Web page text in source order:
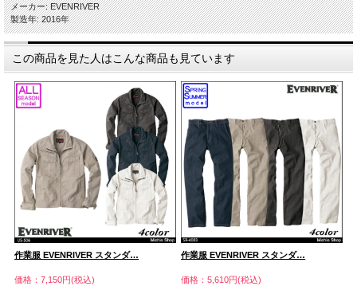
メーカー: EVENRIVER
製造年: 2016年
この商品を見た人はこんな商品も見ています
作業服 EVENRIVER スタンダ…
価格：7,150円(税込)
作業服 EVENRIVER スタンダ…
価格：5,610円(税込)